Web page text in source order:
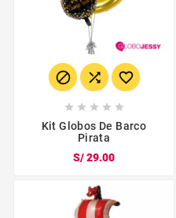
  
    
Kit Globos De Barco
Pirata
S/ 29.00